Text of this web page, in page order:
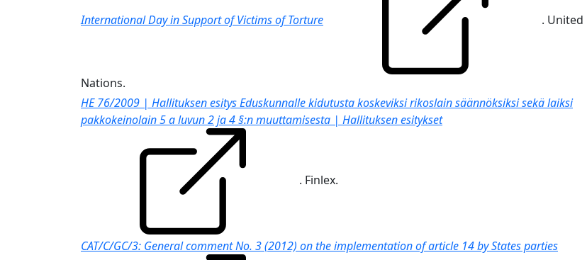
International Day in Support of Victims of Torture . United
Nations.
HE 76/2009 | Hallituksen esitys Eduskunnalle kidutusta koskeviksi rikoslain säännöksiksi sekä laiksi
pakkokeinolain 5 a luvun 2 ja 4 §:n muuttamisesta | Hallituksen esitykset
. Finlex.
CAT/C/GC/3: General comment No. 3 (2012) on the implementation of article 14 by States parties